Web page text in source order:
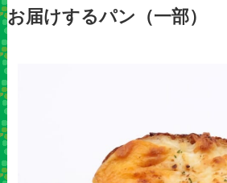
お届けするパン（一部）